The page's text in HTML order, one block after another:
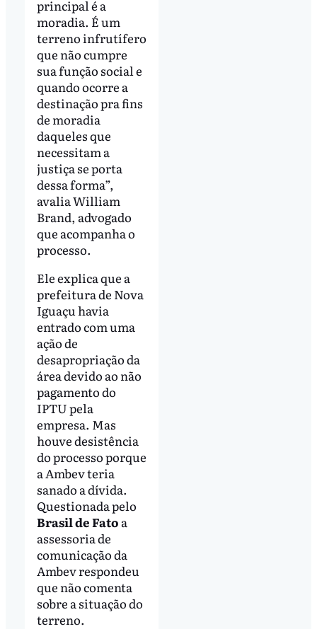
principal é a
moradia. É um
terreno infrutífero
que não cumpre
sua função social e
quando ocorre a
destinação pra fins
de moradia
daqueles que
necessitam a
justiça se porta
dessa forma”,
avalia William
Brand, advogado
que acompanha o
processo.
Ele explica que a
prefeitura de Nova
Iguaçu havia
entrado com uma
ação de
desapropriação da
área devido ao não
pagamento do
IPTU pela
empresa. Mas
houve desistência
do processo porque
a Ambev teria
sanado a dívida.
Questionada pelo
Brasil de Fato a
assessoria de
comunicação da
Ambev respondeu
que não comenta
sobre a situação do
terreno.